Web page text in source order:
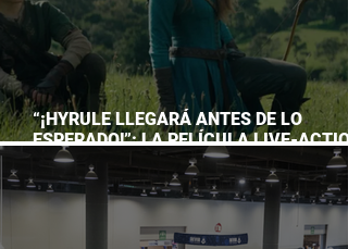
“¡HYRULE LLEGARÁ ANTES DE LO
ESPERADO!”: LA PELÍCULA LIVE-
DE THE LEGEND OF ZELDA ADELANTA
ESTRENO